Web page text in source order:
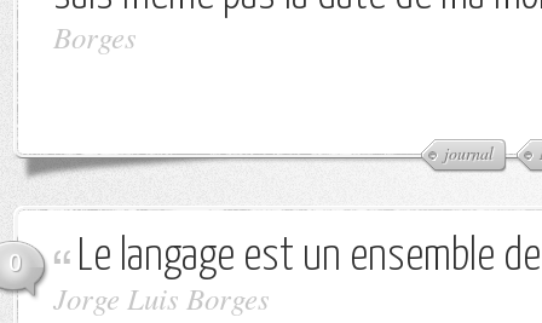
Borges
journal
0 Le langage est un ensemble
Jorge Luis Borges